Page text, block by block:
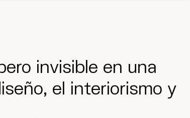
invisible en una
el interiorismo y